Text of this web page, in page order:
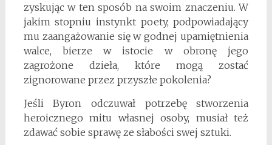
zyskując w ten sposób na swoim znaczeniu. W
jakim stopniu instynkt poety, podpowiadający
mu zaangażowanie się w godnej upamiętnienia
walce, bierze w istocie w obronę jego
zagrożone dzieła, które mogą zostać
zignorowane przez przyszłe pokolenia?
Jeśli Byron odczuwał potrzebę stworzenia
heroicznego mitu własnej osoby, musiał też
zdawać sobie sprawę ze słabości swej sztuki.